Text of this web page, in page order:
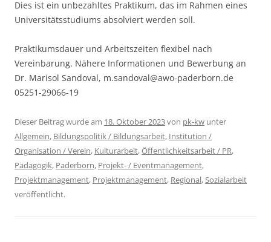
Dies ist ein unbezahltes Praktikum, das im Rahmen eines
Universitätsstudiums absolviert werden soll.
Praktikumsdauer und Arbeitszeiten flexibel nach
Vereinbarung. Nähere Informationen und Bewerbung an
Dr. Marisol Sandoval, m.sandoval@awo-paderborn.de
05251-29066-19
Dieser Beitrag wurde am 18. Oktober 2023von pk-kw unter
Allgemein, Bildungspolitik / Bildungsarbeit, Institution /
Organisation / Verein, Kulturarbeit,Öffentlichkeitsarbeit / PR,
Pädagogik, Paderborn, Projekt- / Eventmanagement,
Projektmanagement, Projektmanagement, Regional,Sozialarbeit
veröffentlicht.